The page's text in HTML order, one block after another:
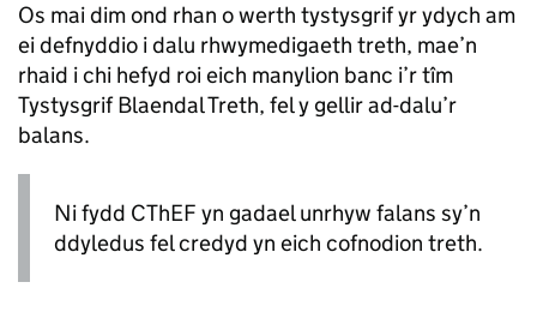
Os mai dim ond rhan o werth tystysgrif yr ydych am
ei defnyddio i dalu rhwymedigaeth treth, mae’n
rhaid i chi hefyd roi eich manylion banc i’r tîm
Tystysgrif Blaendal Treth, fel y gellir ad-dalu’r
balans.
Ni fydd CThEF yn gadael unrhyw falans sy’n
ddyledus fel credyd yn eich cofnodion treth.